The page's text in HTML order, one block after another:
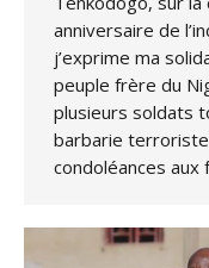
anniversaire de
j’exprime ma
peuple frère du
plusieurs soldats
barbarie
condoléances